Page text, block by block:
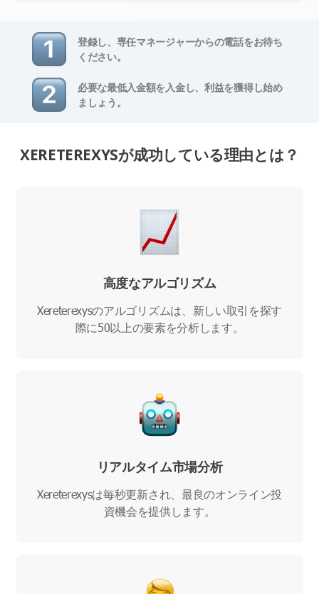
登録し、専任マネージャーからの電話をお待ち
ください。
必要な最低入金額を入金し、利益を獲得し始め
ましょう。
XERETEREXYSが成功している理由とは？
高度なアルゴリズム
Xereterexysのアルゴリズムは、新しい取引を探す
際に50以上の要素を分析します。
リアルタイム市場分析
Xereterexysは毎秒更新され、最良のオンライン投
資機会を提供します。